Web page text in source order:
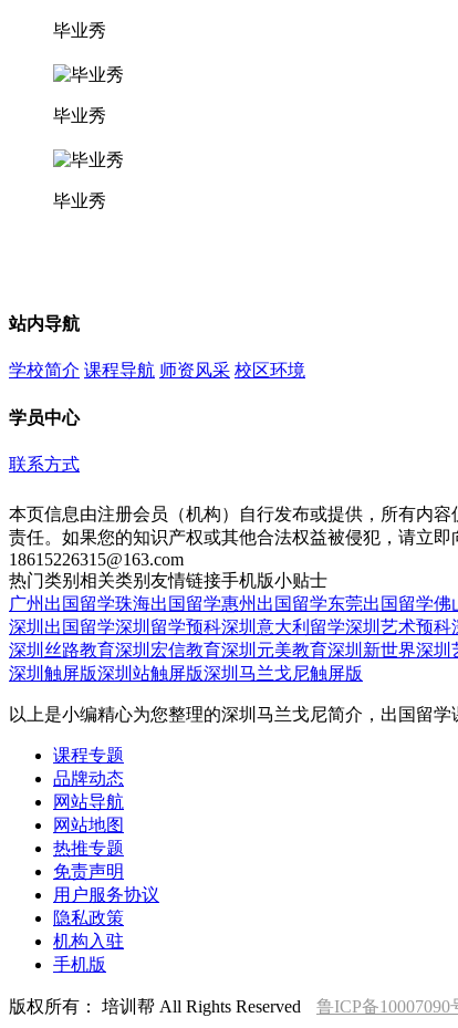
毕业秀
毕业秀
毕业秀
站内导航
学校简介 课程导航 师资风采 校区环境
学员中心
联系方式
本页信息由注册会员（机构）自行发布或提供，所有内
责任。如果您的知识产权或其他合法权益被侵犯，请立
18615226315@163.com
热门类别 相关类别 友情链接手机版小贴士
广州出国留学珠海出国留学惠州出国留学东莞出国留学佛
深圳出国留学深圳留学预科深圳意大利留学深圳艺术预科
深圳丝路教育深圳宏信教育深圳元美教育深圳新世界深圳
深圳触屏版深圳站触屏版深圳马兰戈尼触屏版
以上是小编精心为您整理的深圳马兰戈尼简介，出国留
课程专题
品牌动态
网站导航
网站地图
热推专题
免责声明
用户服务协议
隐私政策
机构入驻
手机版
版权所有： 培训帮 All Rights Reserved 鲁ICP备10007090